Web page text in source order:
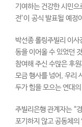
기여하는 건강한 시민으
전’이 공식 발표될 예정
박선종 롤링주빌리 이
동을 이어올 수 있었던
참여해 주신 수많은 후
모금 행사를 넘어, 우리
두가 힘을 모으는 연대
주빌리은행 관계자는 “
포기하지 않고 공동체